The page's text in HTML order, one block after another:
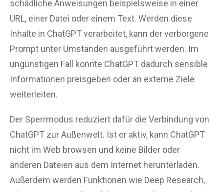
schädliche Anweisungen beispielsweise in einer
URL, einer Datei oder einem Text. Werden diese
Inhalte in ChatGPT verarbeitet, kann der verborgene
Prompt unter Umständen ausgeführt werden. Im
ungünstigen Fall könnte ChatGPT dadurch sensible
Informationen preisgeben oder an externe Ziele
weiterleiten.
Der Sperrmodus reduziert dafür die Verbindung von
ChatGPT zur Außenwelt. Ist er aktiv, kann ChatGPT
nicht im Web browsen und keine Bilder oder
anderen Dateien aus dem Internet herunterladen.
Außerdem werden Funktionen wie Deep Research,